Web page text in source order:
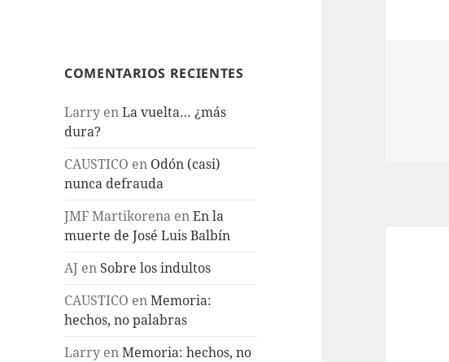
COMENTARIOS RECIENTES
Larry enLa vuelta… ¿más
dura?
CAUSTICO en Odón (casi)
nunca defrauda
JMF Martikorena enEn la
muerte de José Luis Balbín
AJ en Sobre los indultos
CAUSTICO enMemoria:
hechos, no palabras
Larry enMemoria: hechos, no